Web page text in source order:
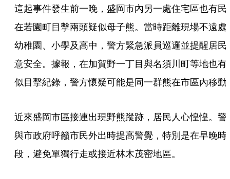
這起事件發生前一晚，盛岡市內另一處住宅區也有民
在若園町目擊兩頭疑似母子熊。當時距離現場不遠處
幼稚園、小學及高中，警方緊急派員巡邏並提醒居民
意安全。據報，在加賀野一丁目與名須川町等地也有
似目擊紀錄，警方懷疑可能是同一群熊在市區內移動
近來盛岡市區接連出現野熊蹤跡，居民人心惶惶。警
與市政府呼籲市民外出時提高警覺，特別是在早晚時
段，避免單獨行走或接近林木茂密地區。